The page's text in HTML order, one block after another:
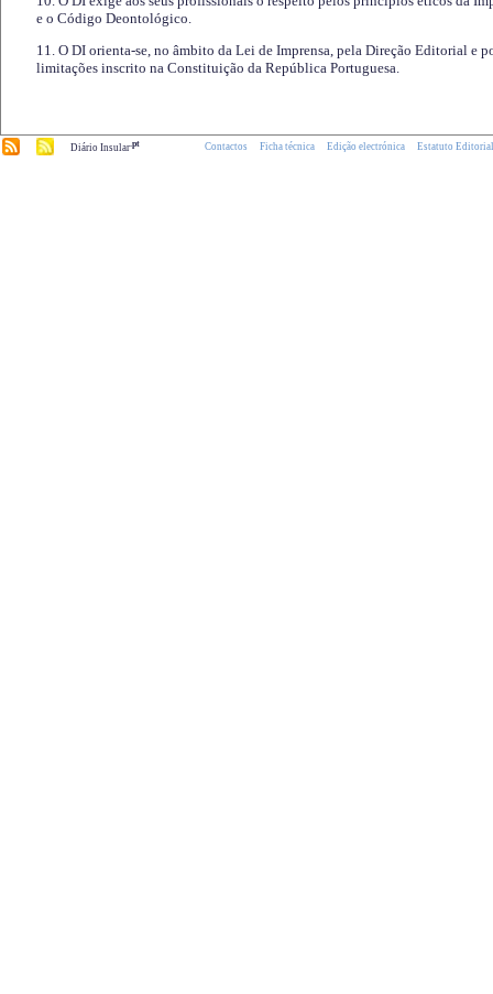
e o Código Deontológico.
11. O DI orienta-se, no âmbito da Lei de Imprensa, pela Direção Editorial e
limitações inscrito na Constituição da República Portuguesa.
Diário Insular.pt Contactos Ficha técnica Edição electrónica Estatuto Editorial